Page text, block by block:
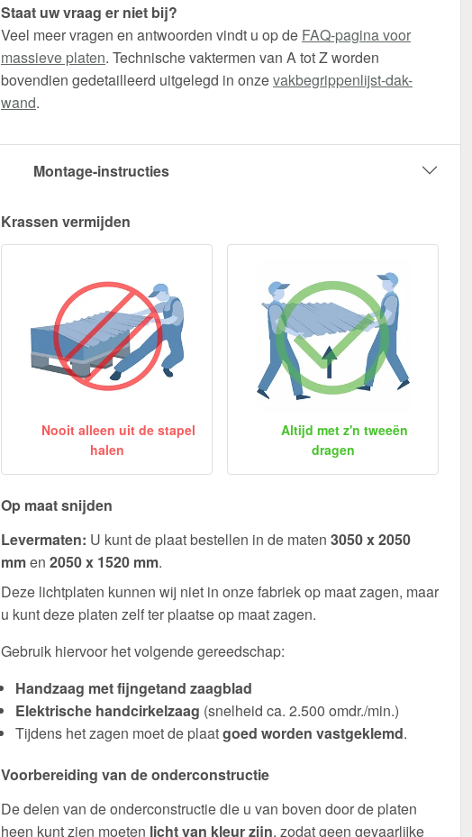
Staat uw vraag er niet bij?
Veel meer vragen en antwoorden vindt u op de FAQ-pagina voor
massieve platen. Technische vaktermen van A tot Z worden
bovendien gedetailleerd uitgelegd in onzevakbegrippenlijst-dak-
wand.
Montage-instructies
Krassen vermijden
Nooit alleen uit de stapel
halen
Altijd met z'n tweeën
dragen
Op maat snijden
Levermaten: U kunt de plaat bestellen in de maten 3050 x 2050
mmen 2050 x 1520 mm.
Deze lichtplaten kunnen wij niet in onze fabriek op maat zagen, maar
u kunt deze platen zelf ter plaatse op maat zagen.
Gebruik hiervoor het volgende gereedschap:
Handzaag met fijngetand zaagblad
Elektrische handcirkelzaag (snelheid ca. 2.500 omdr./min.)
Tijdens het zagen moet de plaatgoed worden vastgeklemd.
Voorbereiding van de onderconstructie
De delen van de onderconstructie die u van boven door de platen
heen kunt zien moeten licht van kleur zijn, zodat geen gevaarlijke